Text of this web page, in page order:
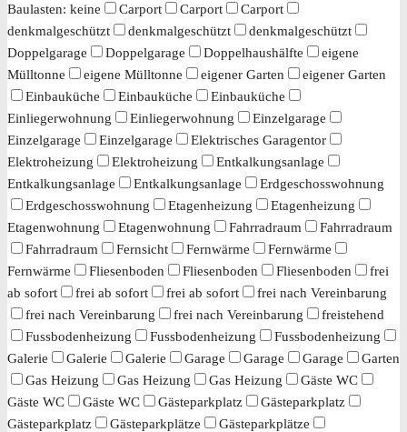
Baulasten: keine
Carport Carport
Carport
denkmalgeschützt
denkmalgeschützt
denkmalgeschützt
Doppelgarage
Doppelgarage Doppelhaushälfte
eigene
Mülltonne
eigene Mülltonne eigener Garten
eigener Garten
Einbauküche
Einbauküche
Einbauküche
Einliegerwohnung
Einliegerwohnung
Einzelgarage
Einzelgarage
Einzelgarage
Elektrisches Garagentor
Elektroheizung
Elektroheizung
Entkalkungsanlage
Entkalkungsanlage
Entkalkungsanlage
Erdgeschosswohnung
Erdgeschosswohnung
Etagenheizung
Etagenheizung
Etagenwohnung
Etagenwohnung Fahrradraum
Fahrradraum
Fahrradraum
Fernsicht Fernwärme
Fernwärme
Fernwärme
Fliesenboden Fliesenboden Fliesenboden
frei
ab sofort
frei ab sofort frei ab sofort
frei nach Vereinbarung
frei nach Vereinbarung
frei nach Vereinbarung
freistehend
Fussbodenheizung
Fussbodenheizung
Fussbodenheizung
Galerie
Galerie Galerie Garage Garage Garage
Garten
Gas Heizung
Gas Heizung Gas Heizung
Gäste WC
Gäste WC
Gäste WC Gästeparkplatz
Gästeparkplatz
Gästeparkplatz
Gästeparkplätze
Gästeparkplätze